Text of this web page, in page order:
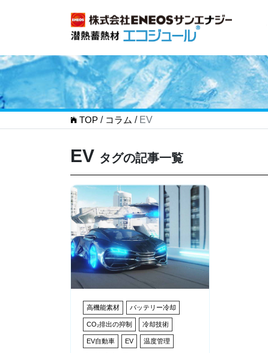
TOP / コラム / EV
EV タグの記事一覧
高機能素材 バッテリー冷却
CO₂排出の抑制 冷却技術
EV自動車 EV 温度管理